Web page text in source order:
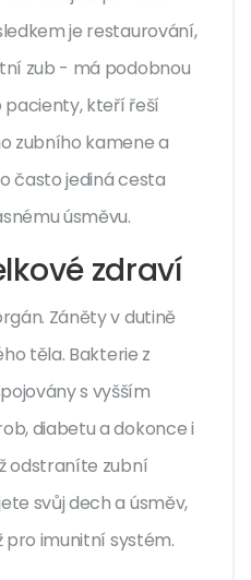
je restaurování,
zub - má podobnou
pacienty, kteří řeší
zubního kamene a
často jediná cesta
úsměvu.
zdraví
Záněty v dutině
těla. Bakterie z
s vyšším
diabetu a dokonce i
odstraníte zubní
svůj dech a úsměv,
pro imunitní systém.